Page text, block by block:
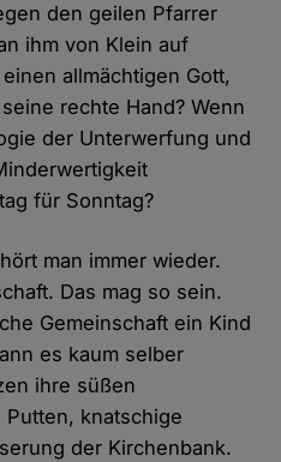
den geilen Pfarrer
ihm von Klein auf
allmächtigen Gott,
rechte Hand? Wenn
der Unterwerfung und
für Sonntag?
man immer wieder.
Das mag so sein.
Gemeinschaft ein Kind
es kaum selber
ihre süßen
knatschige
der Kirchenbank.